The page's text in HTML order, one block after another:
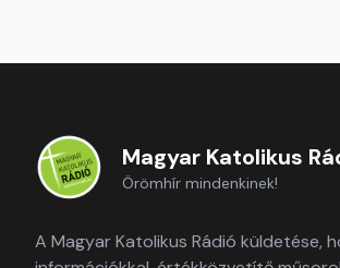
Magyar Katolikus
Örömhír mindenkinek!
A Magyar Katolikus Rádió küldetése,